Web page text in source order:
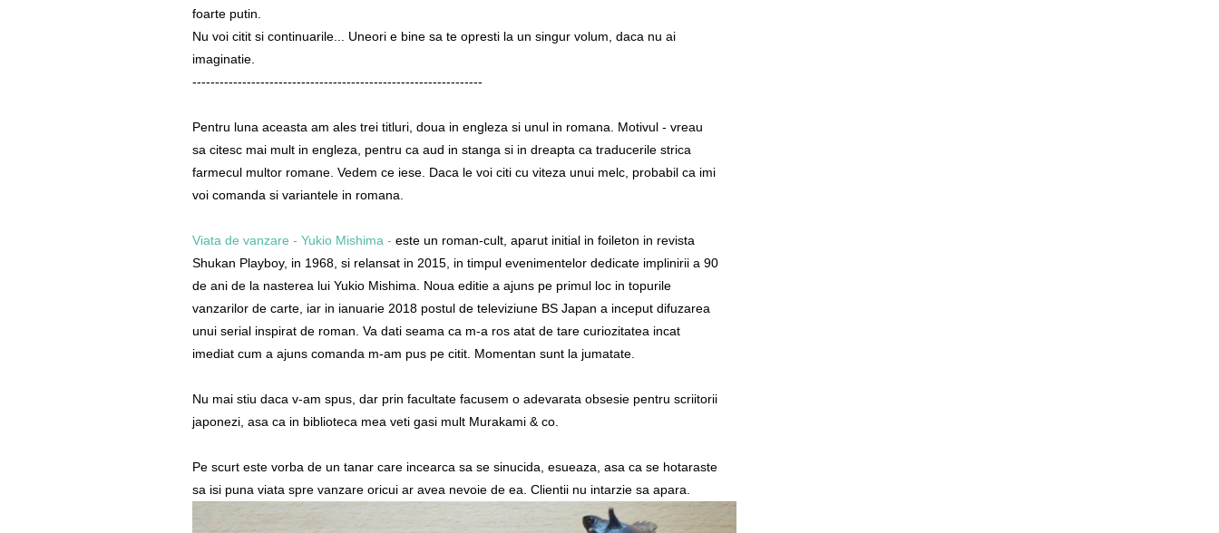
foarte putin.
Nu voi citit si continuarile... Uneori e bine sa te opresti la un singur volum, daca nu ai
imaginatie.
----------------------------------------------------------------
Pentru luna aceasta am ales trei titluri, doua in engleza si unul in romana. Motivul - vreau
sa citesc mai mult in engleza, pentru ca aud in stanga si in dreapta ca traducerile strica
farmecul multor romane. Vedem ce iese. Daca le voi citi cu viteza unui melc, probabil ca imi
voi comanda si variantele in romana.
Viata de vanzare - Yukio Mishima - este un roman-cult, aparut initial in foileton in revista
Shukan Playboy, in 1968, si relansat in 2015, in timpul evenimentelor dedicate implinirii a 90
de ani de la nasterea lui Yukio Mishima. Noua editie a ajuns pe primul loc in topurile
vanzarilor de carte, iar in ianuarie 2018 postul de televiziune BS Japan a inceput difuzarea
unui serial inspirat de roman. Va dati seama ca m-a ros atat de tare curiozitatea incat
imediat cum a ajuns comanda m-am pus pe citit. Momentan sunt la jumatate.
Nu mai stiu daca v-am spus, dar prin facultate facusem o adevarata obsesie pentru scriitorii
japonezi, asa ca in biblioteca mea veti gasi mult Murakami & co.
Pe scurt este vorba de un tanar care incearca sa se sinucida, esueaza, asa ca se hotaraste
sa isi puna viata spre vanzare oricui ar avea nevoie de ea. Clientii nu intarzie sa apara.